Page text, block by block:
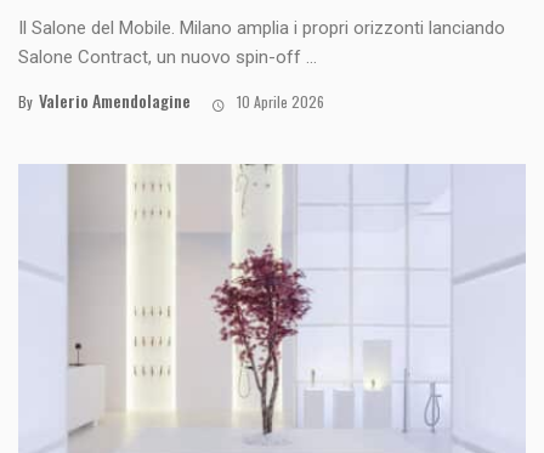
Il Salone del Mobile. Milano amplia i propri orizzonti lanciando
Salone Contract, un nuovo spin-off ...
By Valerio Amendolagine 10 Aprile 2026